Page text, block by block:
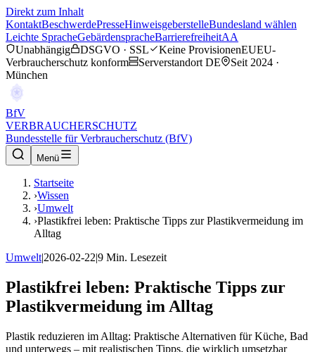
Direkt zum Inhalt
KontaktBeschwerdePresseHinweisgeberstelleBundesland wählen
Leichte SpracheGebärdenspracheBarrierefreiheitAA
Unabhängig
DSGVO · SSL Keine ProvisionenEUEU-
Verbraucherschutz konform
Serverstandort DE
Seit 2024 ·
München
BfV
VERBRAUCHERSCHUTZ
Bundesstelle für Verbraucherschutz (BfV)
Menü
Startseite
›Wissen
›Umwelt
›Plastikfrei leben: Praktische Tipps zur Plastikvermeidung im
Alltag
Umwelt|2026-02-22|9 Min. Lesezeit
Plastikfrei leben: Praktische Tipps zur
Plastikvermeidung im Alltag
Plastik reduzieren im Alltag: Praktische Alternativen für Küche, Bad
und unterwegs – mit realistischen Tipps, die wirklich umsetzbar